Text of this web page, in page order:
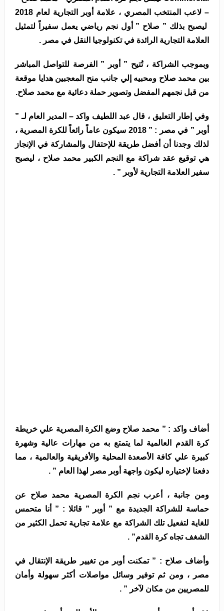
– لاعب المنتخب المصري ، علامة أوبر التجارية لعام 2018
ليصبح بذلك ” صلاح ” أول نجم رياضي يعمل سفيراً لتمثيل
العلامة التجارية الرائدة في تكنولوجيا النقل في مصر .
وبموجب الشراكة ، تُتيح ” أوبر ” الفرصة للتواصل المباشر
بين محمد صلاح ومحبيه إلي جانب منح المعجبين هدايا موقعة
من قبل نجمهم المفضل وتصوير حملة دعائية مع محمد صلاح.
وفي إطار التعليق ، قال عبد اللطيف واكد – المدير العام لـ ”
أوبر ” في مصر : ” 2018 سيكون عاماً رائعاً للكرة المصرية ،
لذلك وجدنا أن أفضل طريقة للإحتفال والمشاركة في الإنجاز
هي توقيع عقد شراكة مع النجم الكبير محمد صلاح ، ليصبح
سفير العلامة التجارية لأوبر ” .
أضاف واكد : ” محمد صلاح وضع الكرة المصرية علي خريطة
كرة القدم العالمية لما يتمتع به من مهارات عالية وشهرة
كبيرة علي كافة الأصعدة المحلية والأفريقية والعالمية ، مما
دفعنا لإختياره ليكون واجهة أوبر مصر لهذا العام ” .
ومن جانبة ، أعرب نجم الكرة المصرية محمد صلاح عن
حماسة للشراكة الجديدة مع ” أوبر ” قائلا : ” أنا متحمس
للغاية لتفعيل تلك الشراكة مع علامة تجارية تحمل الكثير من
الشغف تجاه كرة القدم” .
وأضاف صلاح : ” تمكنت أوبر من تغيير طريقة الإنتقال في
مصر ، ومن ثم توفير وسائل مواصلات أكثر سهولة وأمان
للمصريين من مكان لآخر ” .